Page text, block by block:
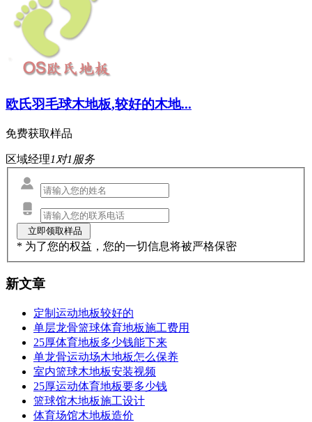
欧氏羽毛球木地板,较好的木地...
免费获取样品
区域经理1对1服务
* 为了您的权益，您的一切信息将被严格保密
新文章
定制运动地板较好的
单层龙骨篮球体育地板施工费用
25厚体育地板多少钱能下来
单龙骨运动场木地板怎么保养
室内篮球木地板安装视频
25厚运动体育地板要多少钱
篮球馆木地板施工设计
体育场馆木地板造价